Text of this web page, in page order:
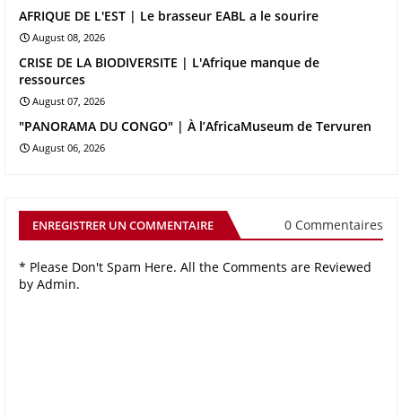
AFRIQUE DE L'EST | Le brasseur EABL a le sourire
August 08, 2026
CRISE DE LA BIODIVERSITE | L'Afrique manque de
ressources
August 07, 2026
"PANORAMA DU CONGO" | À l’AfricaMuseum de Tervuren
August 06, 2026
ENREGISTRER UN COMMENTAIRE 0 Commentaires
* Please Don't Spam Here. All the Comments are Reviewed
by Admin.